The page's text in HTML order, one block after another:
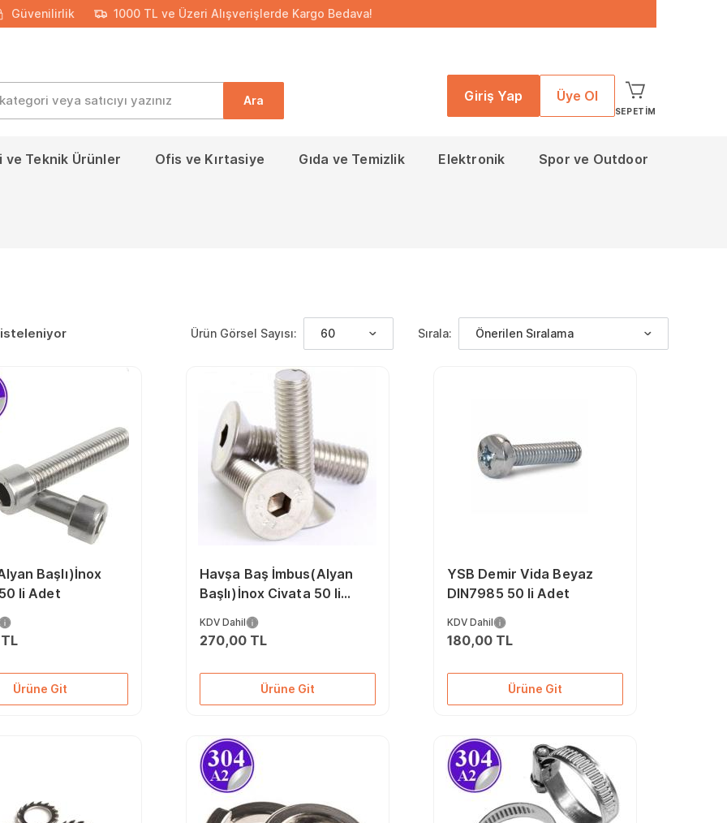
Güvenilirlik 1000 TL ve Üzeri Alışverişlerde Kargo Bedava!
Ara Giriş Yap Üye Ol
SEPETIM
ve Teknik Ürünler Ofis ve Kırtasiye Gıda ve Temizlik Elektronik Spor ve Outdoor
Ürün Görsel Sayısı: 60 Sırala: Önerilen Sıralama
Başlı)İnox
li Adet
Ürüne Git
Havşa Baş İmbus(Alyan
Başlı)İnox Civata 50 li
KDV Dahil
270,00 TL
Ürüne Git
YSB Demir Vida Beyaz
DIN7985 50 li Adet
KDV Dahil
180,00 TL
Ürüne Git